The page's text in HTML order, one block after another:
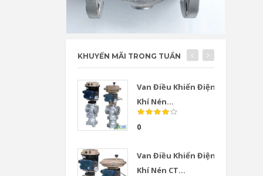
KHUYẾN MÃI TRONG TUẦN
Van Điều Khiển Điện
Khí Nén...
0
Van Điều Khiển Điện
Khí Nén CT...